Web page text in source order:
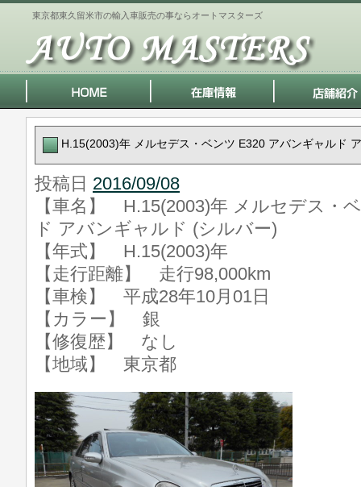
東京都東久留米市の輸入車販売の事ならオートマスターズ
H.15(2003)年 メルセデス・ベンツ E320 アバンギャルド
投稿日 2016/09/08
【車名】 H.15(2003)年 メルセデス・
ド アバンギャルド (シルバー)
【年式】 H.15(2003)年
【走行距離】 走行98,000km
【車検】 平成28年10月01日
【カラー】 銀
【修復歴】 なし
【地域】 東京都